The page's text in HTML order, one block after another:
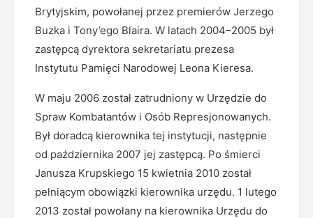
Brytyjskim, powołanej przez premierów Jerzego
Buzka i Tony’ego Blaira. W latach 2004–2005 był
zastępcą dyrektora sekretariatu prezesa
Instytutu Pamięci Narodowej Leona Kieresa.
W maju 2006 został zatrudniony w Urzędzie do
Spraw Kombatantów i Osób Represjonowanych.
Był doradcą kierownika tej instytucji, następnie
od października 2007 jej zastępcą. Po śmierci
Janusza Krupskiego 15 kwietnia 2010 został
pełniącym obowiązki kierownika urzędu. 1 lutego
2013 został powołany na kierownika Urzędu do